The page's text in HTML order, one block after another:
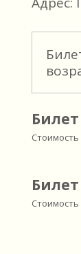
Стоимость
Стоимость